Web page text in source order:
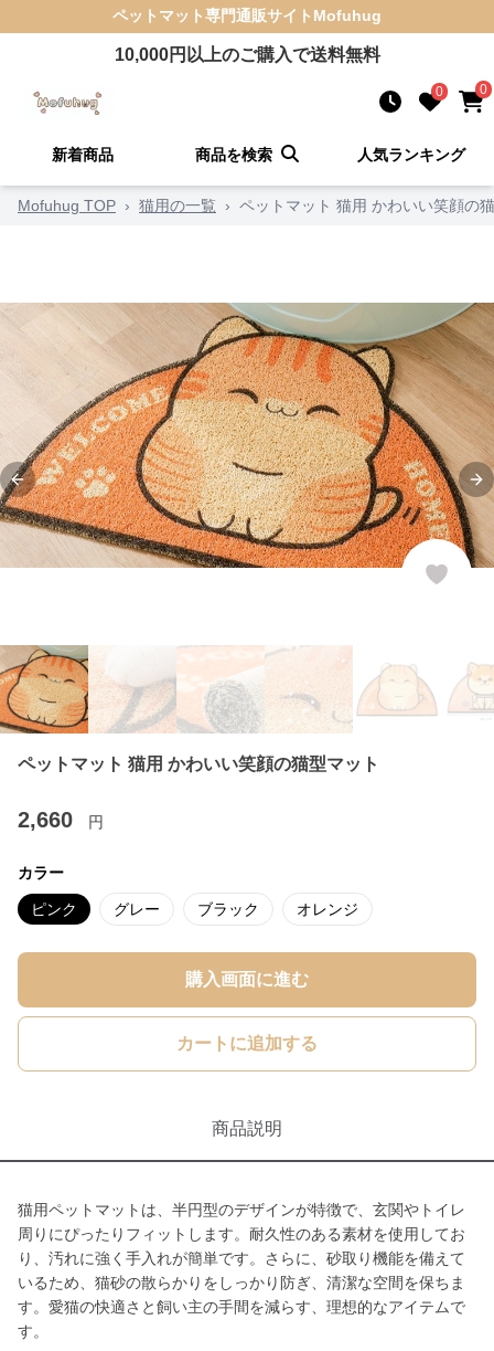
ペットマット専門通販サイト Mofuhug
10,000円以上のご購入で送料無料
0 0
新着商品 商品を検索 人気ランキング
Mofuhug TOP › 猫用の一覧 › ペットマット 猫用 かわいい笑顔の
Previous slide
ペットマット 猫用 かわいい笑顔の猫型マット
2,660 円
カラー
ピンク グレー ブラック オレンジ
購入画面に進む
カートに追加する
商品説明
猫用ペットマットは、半円型のデザインが特徴で、玄関やトイレ
周りにぴったりフィットします。耐久性のある素材を使用してお
り、汚れに強く手入れが簡単です。さらに、砂取り機能を備えて
いるため、猫砂の散らかりをしっかり防ぎ、清潔な空間を保ちま
す。愛猫の快適さと飼い主の手間を減らす、理想的なアイテムで
す。